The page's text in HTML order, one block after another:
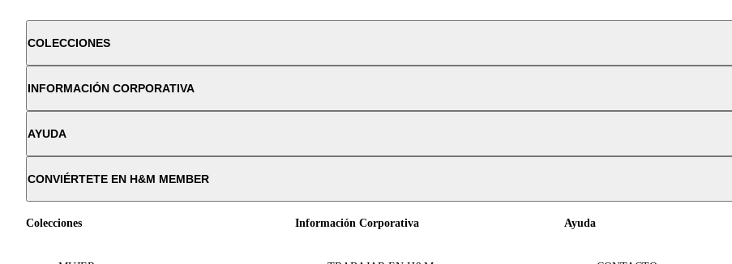
COLECCIONES
INFORMACIÓN CORPORATIVA
AYUDA
CONVIÉRTETE EN H&M MEMBER
Colecciones Información Corporativa Ayuda